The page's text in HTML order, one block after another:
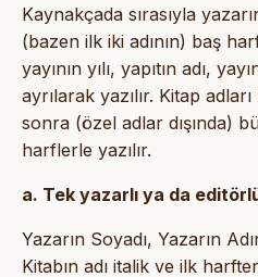
Kaynakçada sırasıyla
(bazen ilk iki adının) baş
yayının yılı, yapıtın adı,
ayrılarak yazılır. Kitap
sonra (özel adlar dışında)
harflerle yazılır.
a. Tek yazarlı ya da
Yazarın Soyadı, Yazarın
Kitabın adı italik ve ilk